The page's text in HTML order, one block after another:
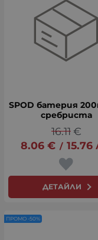
SPOD батерия
сребриста
16.11 €
8.06 € / 15.76
ДЕТАЙЛИ
ПРОМО -50%